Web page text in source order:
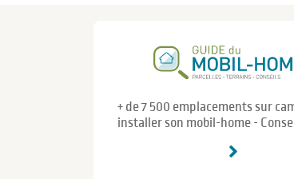
+ de 7 500 emplacements sur
installer son mobil-home -